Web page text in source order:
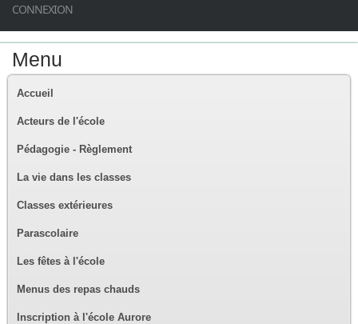
CONNEXION
Menu
Accueil
Acteurs de l'école
Pédagogie - Règlement
La vie dans les classes
Classes extérieures
Parascolaire
Les fêtes à l'école
Menus des repas chauds
Inscription à l'école Aurore